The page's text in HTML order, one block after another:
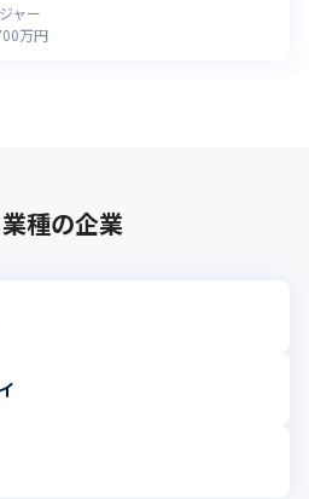
ャー
万円
種の企業